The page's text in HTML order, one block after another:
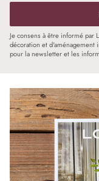
Je consens à être informé par
décoration et d'aménagement
pour la newsletter et les